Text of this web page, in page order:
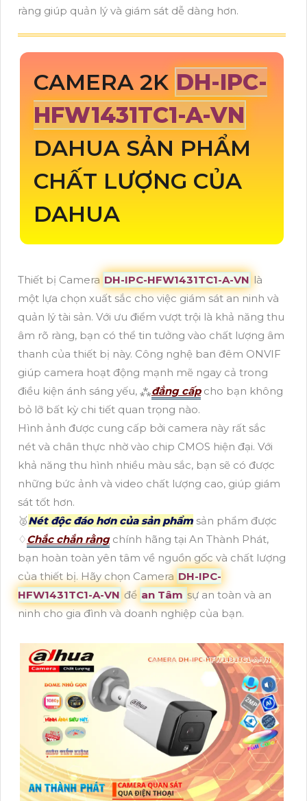
ràng giúp quản lý và giám sát dễ dàng hơn.
CAMERA 2K DH-IPC-
HFW1431TC1-A-VN
DAHUA SẢN PHẨM
CHẤT LƯỢNG CỦA
DAHUA
Thiết bị Camera DH-IPC-HFW1431TC1-A-VN là
một lựa chọn xuất sắc cho việc giám sát an ninh và
quản lý tài sản. Với ưu điểm vượt trội là khả năng thu
âm rõ ràng, bạn có thể tin tưởng vào chất lượng âm
thanh của thiết bị này. Công nghệ ban đêm ONVIF
giúp camera hoạt động mạnh mẽ ngay cả trong
điều kiện ánh sáng yếu, ⁂đẳng cấpcho bạn không
bỏ lỡ bất kỳ chi tiết quan trọng nào.
Hình ảnh được cung cấp bởi camera này rất sắc
nét và chân thực nhờ vào chip CMOS hiện đại. Với
khả năng thu hình nhiều màu sắc, bạn sẽ có được
những bức ảnh và video chất lượng cao, giúp giám
sát tốt hơn.
🥈️Nét độc đáo hơn của sản phẩm sản phẩm được
♢Chắc chắn rằngchính hãng tại An Thành Phát,
bạn hoàn toàn yên tâm về nguồn gốc và chất lượng
của thiết bị. Hãy chọn Camera DH-IPC-
HFW1431TC1-A-VN để an Tâm sự an toàn và an
ninh cho gia đình và doanh nghiệp của bạn.